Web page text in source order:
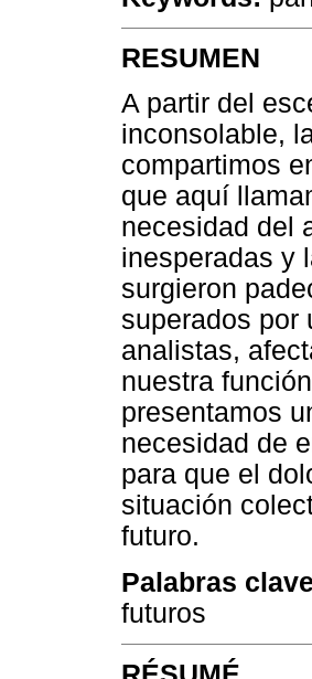
RESUMEN
A partir del
inconsolable,
compartimos
que aquí
necesidad del
inesperadas y
surgieron
superados por
analistas,
nuestra
presentamos
necesidad de
para que el
situación
futuro.
Palabras
futuros